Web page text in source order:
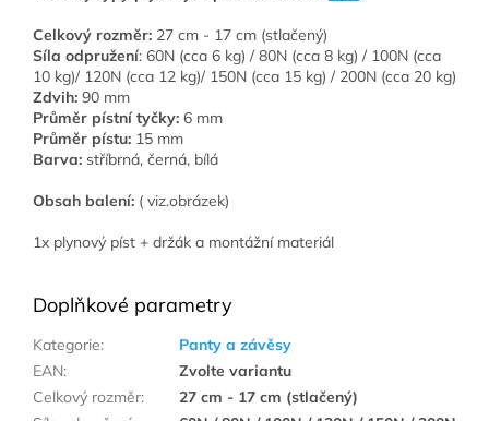
Celkový rozměr: 27 cm - 17 cm (stlačený)
Síla odpružení: 60N (cca 6 kg) / 80N (cca 8 kg) / 100N (cca
10 kg)/ 120N (cca 12 kg)/ 150N (cca 15 kg) / 200N (cca 20 kg)
Zdvih: 90 mm
Průměr pístní tyčky: 6 mm
Průměr pístu: 15 mm
Barva: stříbrná, černá, bílá
Obsah balení: ( viz.obrázek)
1x plynový píst + držák a montážní materiál
Doplňkové parametry
Kategorie:
Panty a závěsy
EAN:
Zvolte variantu
Celkový rozměr:
27 cm - 17 cm (stlačený)